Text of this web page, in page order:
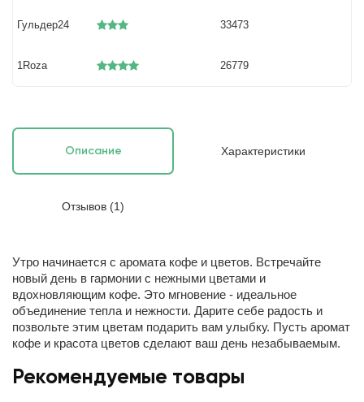
Гульдер24 33473
1Roza 26779
Описание Характеристики
Отзывов (1)
Утро начинается с аромата кофе и цветов. Встречайте
новый день в гармонии с нежными цветами и
вдохновляющим кофе. Это мгновение - идеальное
объединение тепла и нежности. Дарите себе радость и
позвольте этим цветам подарить вам улыбку. Пусть аромат
кофе и красота цветов сделают ваш день незабываемым.
Рекомендуемые товары